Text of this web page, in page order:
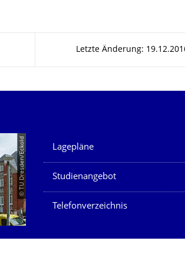
Letzte Änderung:
© TU Dresden/Eckold Unsere Dienste
Lagepläne
Studienangebot
Telefonverzeichnis